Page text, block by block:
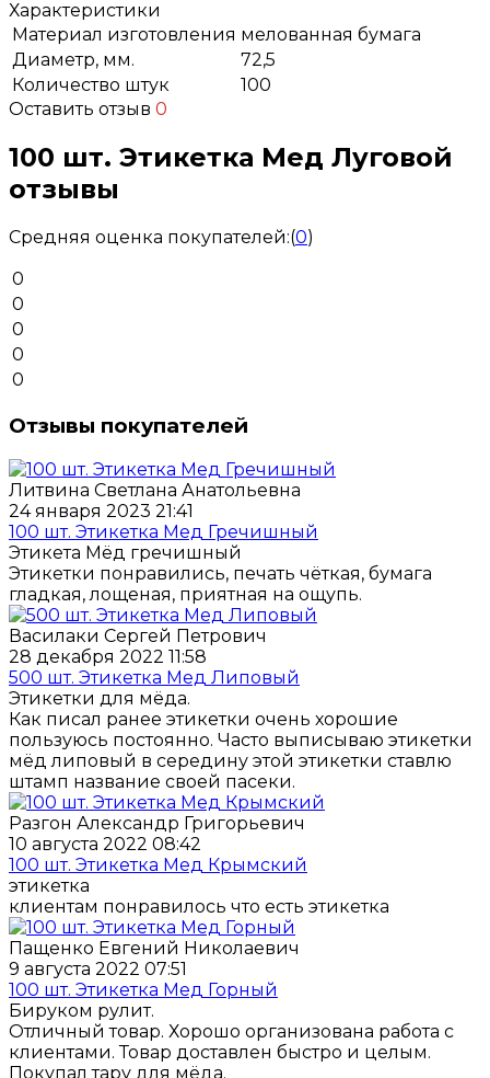
Характеристики
Материал изготовления мелованная бумага
Диаметр, мм.
72,5
Количество штук
100
Оставить отзыв 0
100 шт. Этикетка Мед Луговой
отзывы
Средняя оценка покупателей:(0)
0
0
0
0
0
Отзывы покупателей
Литвина Светлана Анатольевна
24 января 2023 21:41
100 шт. Этикетка Мед Гречишный
Этикета Мёд гречишный
Этикетки понравились, печать чёткая, бумага
гладкая, лощеная, приятная на ощупь.
Василаки Сергей Петрович
28 декабря 2022 11:58
500 шт. Этикетка Мед Липовый
Этикетки для мёда.
Как писал ранее этикетки очень хорошие
пользуюсь постоянно. Часто выписываю этикетки
мёд липовый в середину этой этикетки ставлю
штамп название своей пасеки.
Разгон Александр Григорьевич
10 августа 2022 08:42
100 шт. Этикетка Мед Крымский
этикетка
клиентам понравилось что есть этикетка
Пащенко Евгений Николаевич
9 августа 2022 07:51
100 шт. Этикетка Мед Горный
Бируком рулит.
Отличный товар. Хорошо организована работа с
клиентами. Товар доставлен быстро и целым.
Покупал тару для мёда.